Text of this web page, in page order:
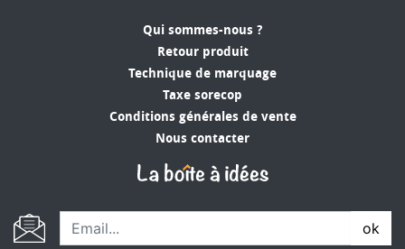
Qui sommes-nous ?
Retour produit
Technique de marquage
Taxe sorecop
Conditions générales de vente
Nous contacter
ok